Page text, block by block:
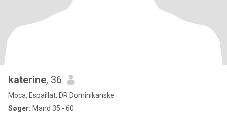
katerine, 36
Moca, Espaillat, DR Dominikanske
Søger: Mand 35 - 60